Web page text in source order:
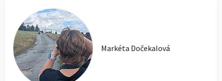
Markéta Dočekalová